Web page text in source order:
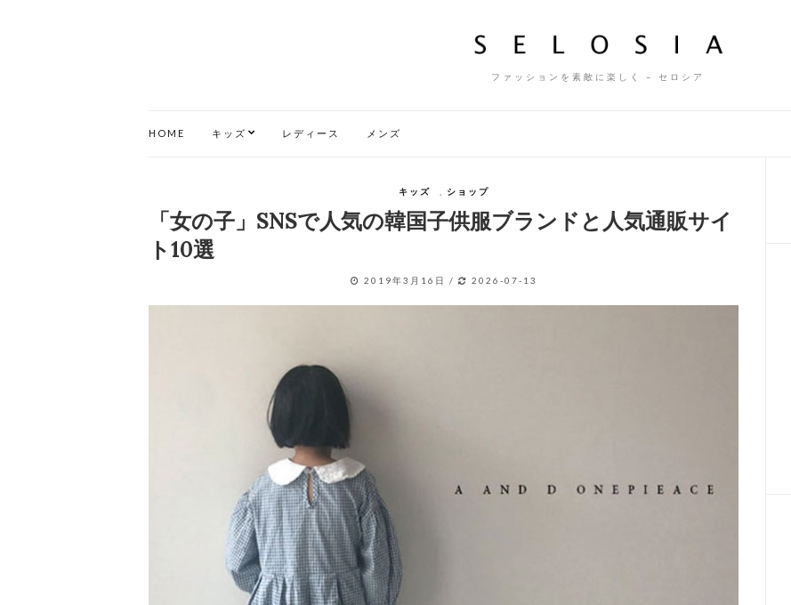
ファッションを素敵に楽しく – セロシア
HOME キッズ レディース メンズ
キッズ ショップ
「女の子」SNSで人気の韓国子供服ブランドと人気通販サイ
ト10選
2019年3月16日 / 2026-07-13